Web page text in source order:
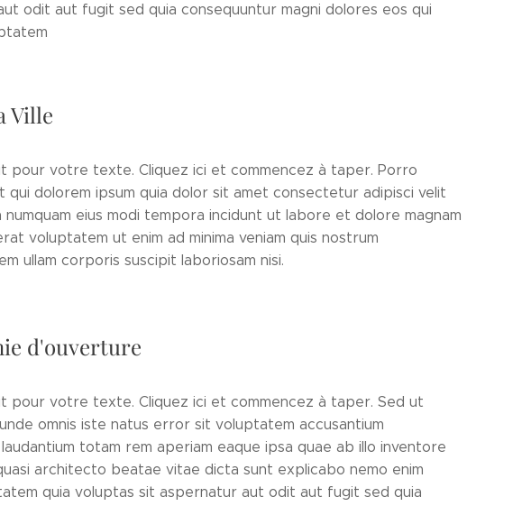
odit aut fugit sed quia consequuntur magni dolores eos qui
Ville
pour votre texte. Cliquez ici et commencez à taper. Porro
qui dolorem ipsum quia dolor sit amet consectetur adipisci velit
numquam eius modi tempora incidunt ut labore et dolore magnam
voluptatem ut enim ad minima veniam quis nostrum
ullam corporis suscipit laboriosam nisi.
d'ouverture
pour votre texte. Cliquez ici et commencez à taper. Sed ut
omnis iste natus error sit voluptatem accusantium
totam rem aperiam eaque ipsa quae ab illo inventore
architecto beatae vitae dicta sunt explicabo nemo enim
quia voluptas sit aspernatur aut odit aut fugit sed quia